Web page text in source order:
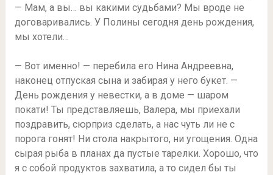
— Мам, а вы… вы какими судьбами? Мы вроде не
договаривались. У Полины сегодня день рождения,
мы хотели…
— Вот именно! — перебила его Нина Андреевна,
наконец отпуская сына и забирая у него букет. —
День рождения у невестки, а в доме — шаром
покати! Ты представляешь, Валера, мы приехали
поздравить, сюрприз сделать, а нас чуть ли не с
порога гонят! Ни стола накрытого, ни угощения. Одна
сырая рыба в планах да пустые тарелки. Хорошо, что
я с собой продуктов захватила, а то сидел бы ты